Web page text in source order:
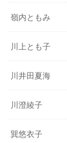
嶺内ともみ
川上とも子
川井田夏海
川澄綾子
巽悠衣子